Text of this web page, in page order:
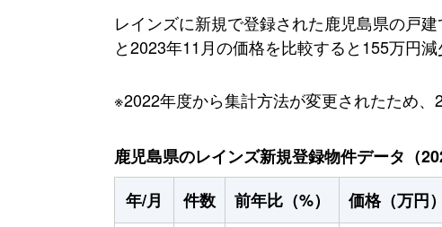
レインズに新規で登録された鹿児島県の戸
と2023年11月の価格を比較すると155万円
※2022年度から集計方法が変更されたため、
鹿児島県のレインズ新規登録物件データ（
年/月
件数 前年比（%） 価格（万円）